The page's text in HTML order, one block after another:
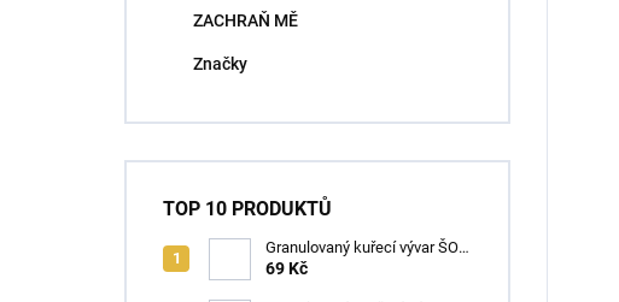
ZACHRAŇ MĚ
Značky
TOP 10 PRODUKTŮ
Granulovaný kuřecí vývar ŠON
100 g
69 Kč